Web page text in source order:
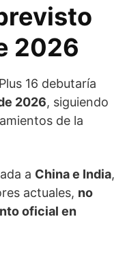
2026
16 debutaría
2026, siguiendo
de la
a China e India,
actuales, no
oficial en